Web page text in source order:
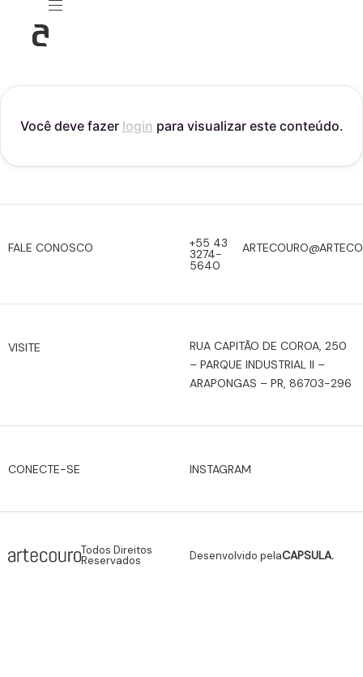
Você deve fazer login para visualizar este conteúdo.
FALE CONOSCO +55 43
3274-
5640
VISITE
RUA CAPITÃO DE COROA, 250
– PARQUE INDUSTRIAL II –
ARAPONGAS – PR, 86703-296
CONECTE-SE INSTAGRAM
Todos Direitos
Reservados Desenvolvido pelaCAPSULA.